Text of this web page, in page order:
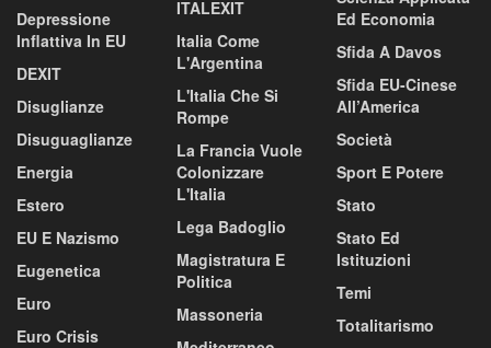
Depressione
Inflattiva In EU
DEXIT
Disuglianze
Disuguaglianze
Energia
Estero
EU E Nazismo
Eugenetica
Euro
Euro Crisis
ITALEXIT
Italia Come
L'Argentina
L'Italia Che Si
Rompe
La Francia Vuole
Colonizzare
L'Italia
Lega Badoglio
Magistratura E
Politica
Massoneria
Ed Economia
Sfida A Davos
Sfida EU-Cinese
All’America
Società
Sport E Potere
Stato
Stato Ed
Istituzioni
Temi
Totalitarismo